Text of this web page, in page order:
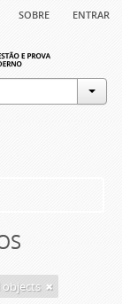
sobre entrar
objects